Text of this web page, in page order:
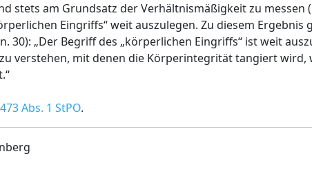
stets am Grundsatz der Verhältnismäßigkeit zu messen
Eingriffs“ weit auszulegen. Zu diesem Ergebnis
30): „Der Begriff des „körperlichen Eingriffs“ ist weit
verstehen, mit denen die Körperintegrität tangiert wird,
Abs. 1 StPO.